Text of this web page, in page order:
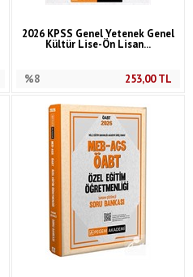
2026 KPSS Genel Yetenek Genel
Kültür Lise-Ön Lisan...
%8 253,00TL